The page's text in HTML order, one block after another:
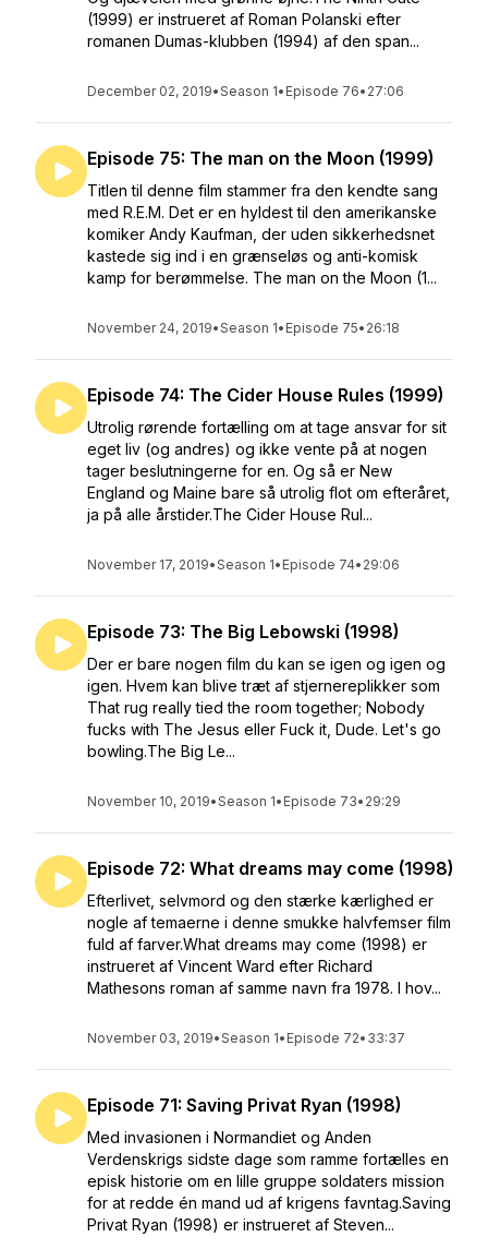
(1999) er instrueret af Roman Polanski efter
romanen Dumas-klubben (1994) af den span...
December 02, 2019•Season 1• Episode 76• 27:06
Episode 75: The man on the Moon (1999)
Titlen til denne film stammer fra den kendte sang
med R.E.M. Det er en hyldest til den amerikanske
komiker Andy Kaufman, der uden sikkerhedsnet
kastede sig ind i en grænseløs og anti-komisk
kamp for berømmelse. The man on the Moon (1...
November 24, 2019•Season 1• Episode 75• 26:18
Episode 74: The Cider House Rules (1999)
Utrolig rørende fortælling om at tage ansvar for sit
eget liv (og andres) og ikke vente på at nogen
tager beslutningerne for en. Og så er New
England og Maine bare så utrolig flot om efteråret,
ja på alle årstider.The Cider House Rul...
November 17, 2019•Season 1• Episode 74• 29:06
Episode 73: The Big Lebowski (1998)
Der er bare nogen film du kan se igen og igen og
igen. Hvem kan blive træt af stjernereplikker som
That rug really tied the room together; Nobody
fucks with The Jesus eller Fuck it, Dude. Let's go
bowling.The Big Le...
November 10, 2019•Season 1• Episode 73• 29:29
Episode 72: What dreams may come (1998)
Efterlivet, selvmord og den stærke kærlighed er
nogle af temaerne i denne smukke halvfemser film
fuld af farver.What dreams may come (1998) er
instrueret af Vincent Ward efter Richard
Mathesons roman af samme navn fra 1978. I hov...
November 03, 2019•Season 1• Episode 72• 33:37
Episode 71: Saving Privat Ryan (1998)
Med invasionen i Normandiet og Anden
Verdenskrigs sidste dage som ramme fortælles en
episk historie om en lille gruppe soldaters mission
for at redde én mand ud af krigens favntag.Saving
Privat Ryan (1998) er instrueret af Steven...